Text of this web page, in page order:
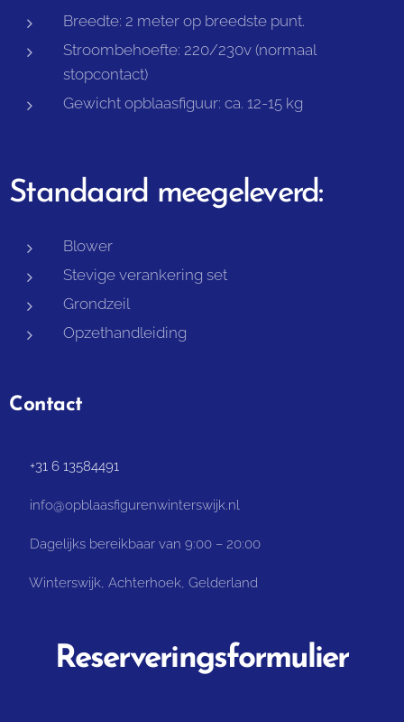
Breedte: 2 meter op breedste punt.
Stroombehoefte: 220/230v (normaal
stopcontact)
Gewicht opblaasfiguur: ca. 12-15 kg
Standaard meegeleverd:
Blower
Stevige verankering set
Grondzeil
Opzethandleiding
Contact
📞 +31 6 13584491
📧 info@opblaasfigurenwinterswijk.nl
⏰ Dagelijks bereikbaar van 9:00 – 20:00
📌 Winterswijk, Achterhoek, Gelderland
Reserveringsformulier